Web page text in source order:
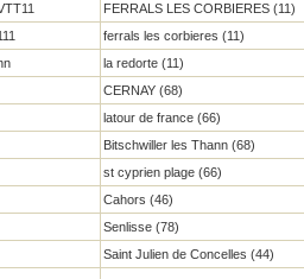
FERRALS LES CORBIERES (11)
ferrals les corbieres (11)
la redorte (11)
CERNAY (68)
latour de france (66)
Bitschwiller les Thann (68)
st cyprien plage (66)
Cahors (46)
Senlisse (78)
Saint Julien de Concelles (44)